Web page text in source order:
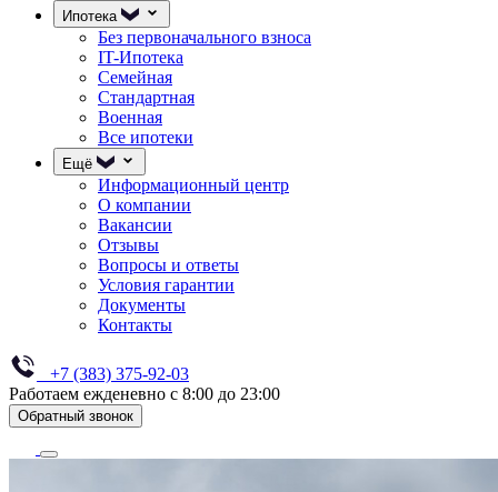
Ипотека
Без первоначального взноса
IT-Ипотека
Семейная
Стандартная
Военная
Все ипотеки
Ещё
Информационный центр
О компании
Вакансии
Отзывы
Вопросы и ответы
Условия гарантии
Документы
Контакты
+7 (383) 375-92-03
Работаем ежденевно с 8:00 до 23:00
Обратный звонок